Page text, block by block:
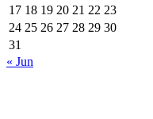
17 18 19 20 21 22 23
24 25 26 27 28 29 30
31
« Jun